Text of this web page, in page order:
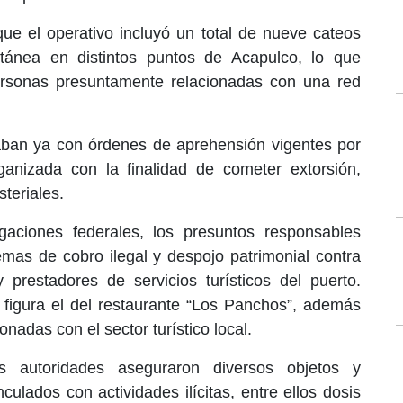
el operativo incluyó un total de nueve cateos
en distintos puntos de Acapulco, lo que
presuntamente relacionadas con una red
ya con órdenes de aprehensión vigentes por
con la finalidad de cometer extorsión,
federales, los presuntos responsables
de cobro ilegal y despojo patrimonial contra
prestadores de servicios turísticos del puerto.
el del restaurante “Los Panchos”, además
con el sector turístico local.
autoridades aseguraron diversos objetos y
con actividades ilícitas, entre ellos dosis